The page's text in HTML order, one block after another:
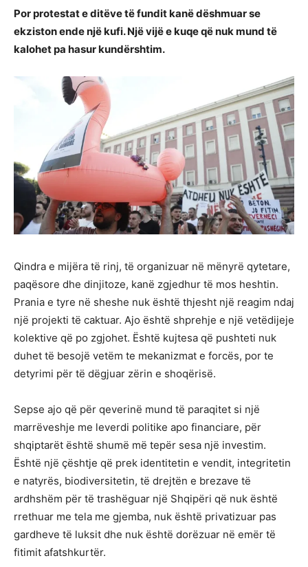
Por protestat e ditëve të fundit kanë dëshmuar se
ekziston ende një kufi. Një vijë e kuqe që nuk mund të
kalohet pa hasur kundërshtim.
Qindra e mijëra të rinj, të organizuar në mënyrë qytetare,
paqësore dhe dinjitoze, kanë zgjedhur të mos heshtin.
Prania e tyre në sheshe nuk është thjesht një reagim ndaj
një projekti të caktuar. Ajo është shprehje e një vetëdijeje
kolektive që po zgjohet. Është kujtesa që pushteti nuk
duhet të besojë vetëm te mekanizmat e forcës, por te
detyrimi për të dëgjuar zërin e shoqërisë.
Sepse ajo që për qeverinë mund të paraqitet si një
marrëveshje me leverdi politike apo financiare, për
shqiptarët është shumë më tepër sesa një investim.
Është një çështje që prek identitetin e vendit, integritetin
e natyrës, biodiversitetin, të drejtën e brezave të
ardhshëm për të trashëguar një Shqipëri që nuk është
rrethuar me tela me gjemba, nuk është privatizuar pas
gardheve të luksit dhe nuk është dorëzuar në emër të
fitimit afatshkurtër.